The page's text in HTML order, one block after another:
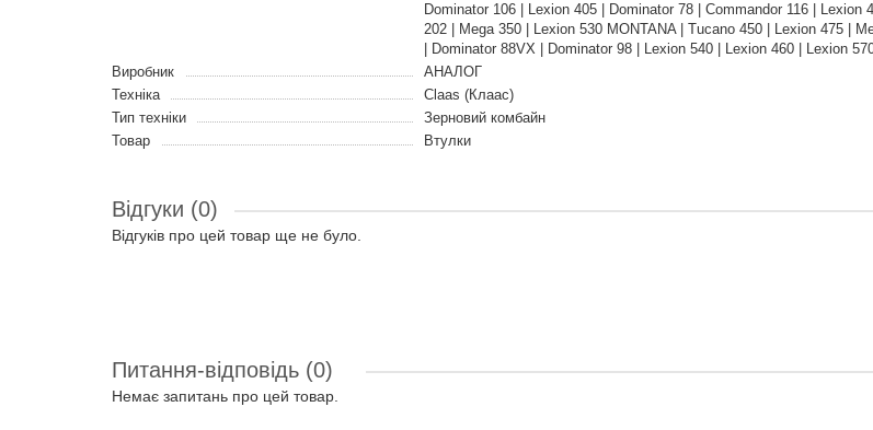
Dominator 106 | Lexion 405 | Dominator 78 | Commandor 116 |
202 | Mega 350 | Lexion 530 MONTANA | Tucano 450 | Lexion 475 |
| Dominator 88VX | Dominator 98 | Lexion 540 | Lexion 460 | Lexion
Виробник
АНАЛОГ
Техніка
Claas (Клаас)
Тип техніки
Зерновий комбайн
Товар
Втулки
Відгуки (0)
Відгуків про цей товар ще не було.
Питання-відповідь (0)
Немає запитань про цей товар.